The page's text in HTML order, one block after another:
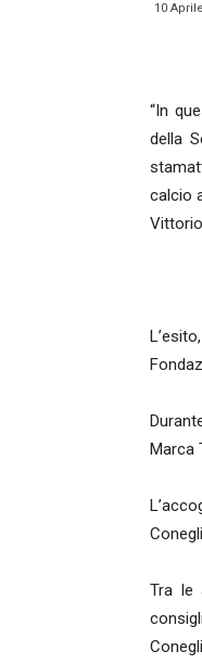
10
“In
della
calcio
Marca
Tra le